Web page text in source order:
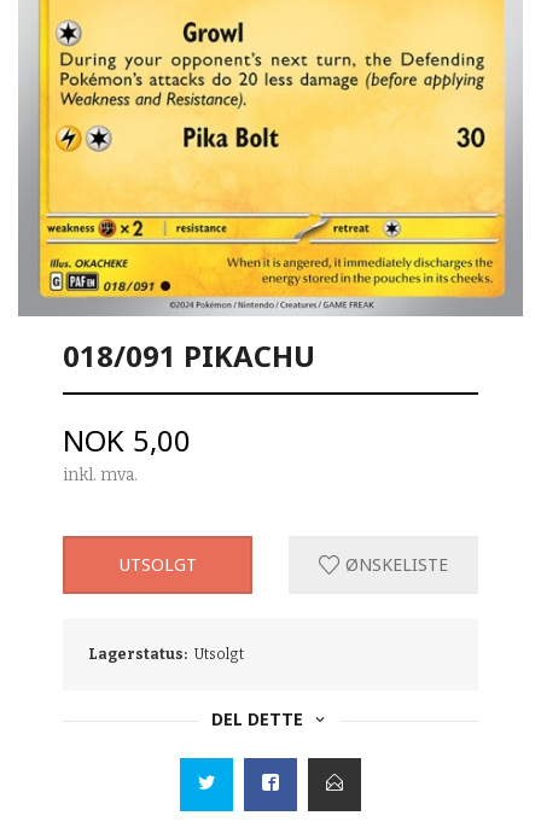
018/091 PIKACHU
Pris
NOK 5,00
inkl. mva.
UTSOLGT ØNSKELISTE
Lagerstatus: Utsolgt
DEL DETTE